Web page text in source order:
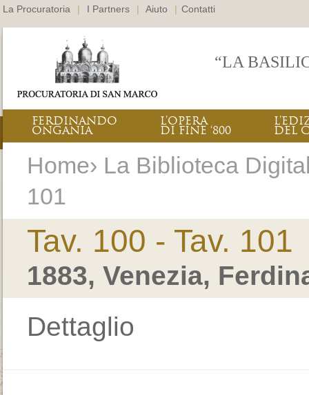
La Procuratoria | I Partners | Aiuto | Contatti
“LA
FERDINANDO
ONGANIA
L’OPERA
DI FINE ‘800 DEL
Home› La Biblioteca
101
Tav. 100 - Tav. 101
1883, Venezia,
Dettaglio